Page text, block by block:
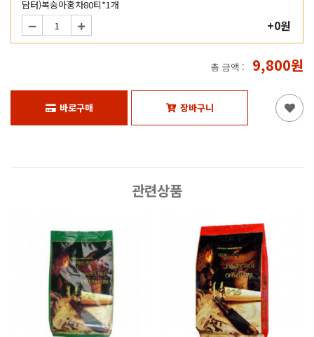
담터)복숭아홍차80티*1개
+0원
총 금액 : 9,800원
바로구매 장바구니
관련상품